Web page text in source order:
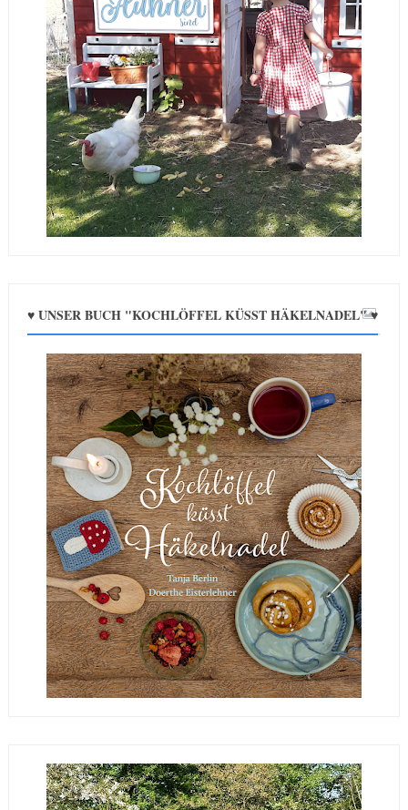
♥ UNSER BUCH "KOCHLÖFFEL KÜSST HÄKELNADEL" ♥